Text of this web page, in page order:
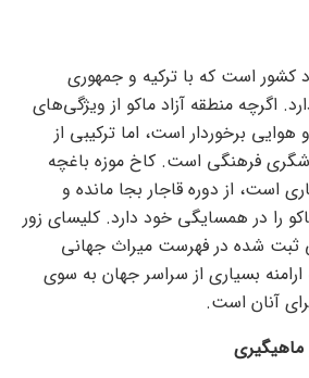
کشور است که با ترکیه و جمهوری
اگرچه منطقه آزاد ماکو از ویژگی‌های
برخوردار است، اما ترکیبی از
فرهنگی است. کاخ موزه باغچه
یک باغ ۱۱ هکتاری است، از دوره قاجار بجا مانده و
را در همسایگی خود دارد. کلیسای زور
ثبت شده در فهرست میراث جهانی
بسیاری از سراسر جهان به سوی
آنان است.
ماهیگیری